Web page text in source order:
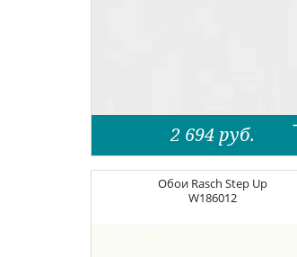
2 694 руб.
Обои Rasch Step Up
W186012